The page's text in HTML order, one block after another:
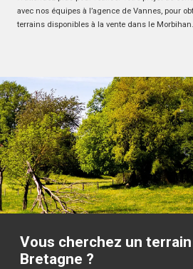
avec nos équipes à l’agence de Vannes, pour
terrains disponibles à la vente dans le Morbihan.
Vous cherchez un
Bretagne ?